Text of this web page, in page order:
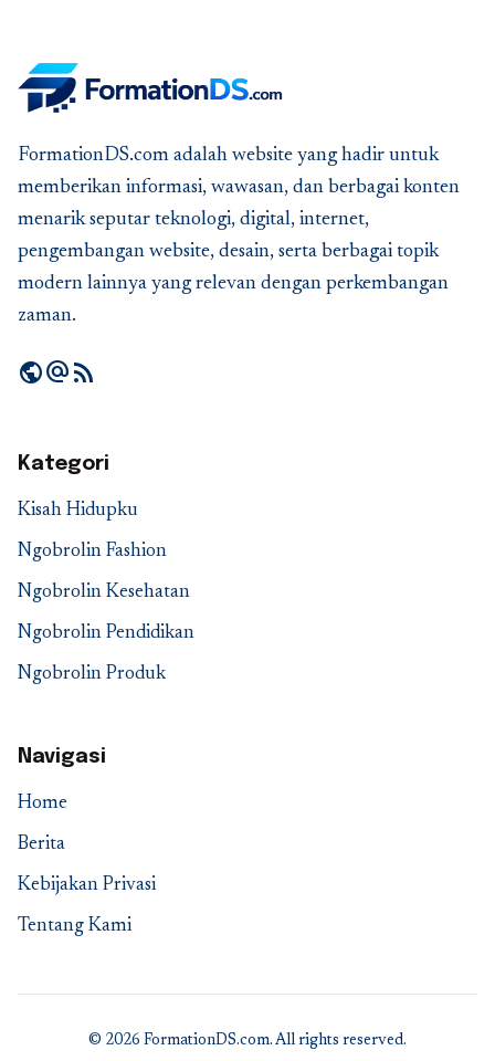
FormationDS.com adalah website yang hadir untuk
memberikan informasi, wawasan, dan berbagai konten
menarik seputar teknologi, digital, internet,
pengembangan website, desain, serta berbagai topik
modern lainnya yang relevan dengan perkembangan
zaman.
publicalternate_emailrss_feed
Kategori
Kisah Hidupku
Ngobrolin Fashion
Ngobrolin Kesehatan
Ngobrolin Pendidikan
Ngobrolin Produk
Navigasi
Home
Berita
Kebijakan Privasi
Tentang Kami
© 2026 FormationDS.com. All rights reserved.